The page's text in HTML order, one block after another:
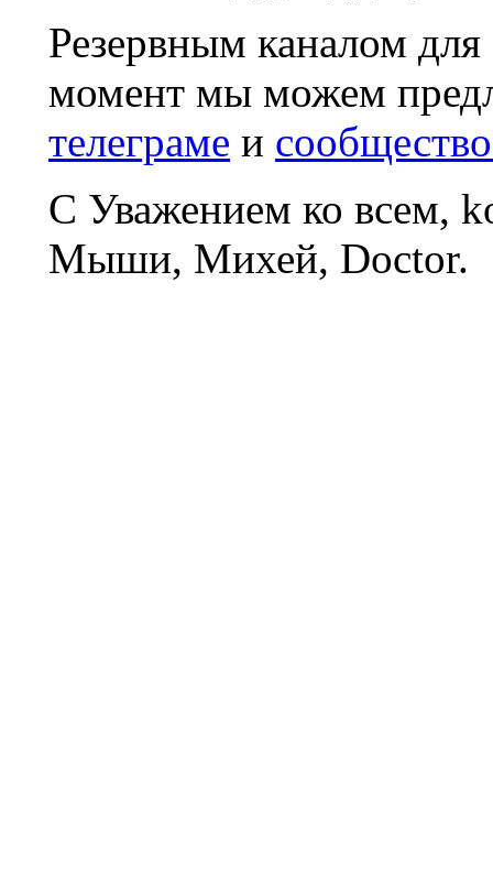
Резервным каналом
момент мы можем
телеграме и
С Уважением ко всем,
Мыши, Михей, Doctor.